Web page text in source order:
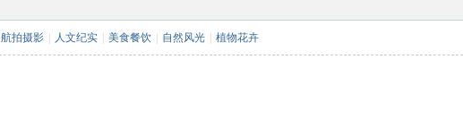
航拍摄影 人文纪实 美食餐饮 自然风光 植物花卉